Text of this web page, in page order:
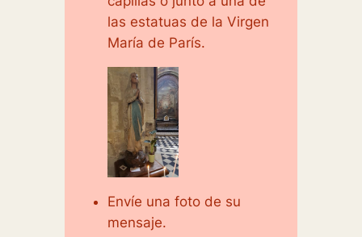
las estatuas de la Virgen
María de París.
Envíe una foto de su
mensaje.